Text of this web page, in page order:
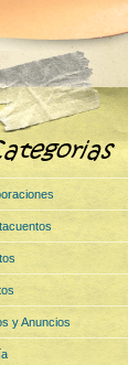
y Anuncios